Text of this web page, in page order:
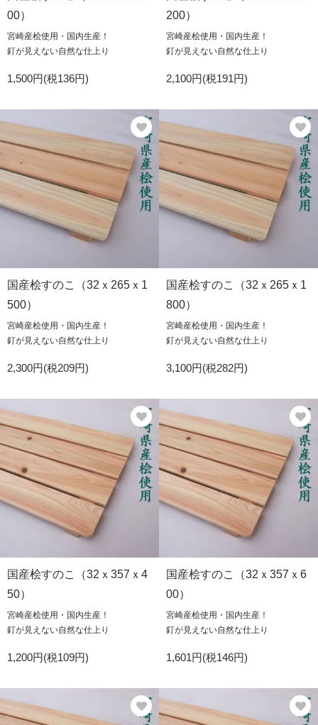
00）
宮崎産桧使用・国内生産！
釘が見えない自然な仕上り
1,500円(税136円)
200）
宮崎産桧使用・国内生産！
釘が見えない自然な仕上り
2,100円(税191円)
国産桧すのこ（32ｘ265ｘ1
500）
宮崎産桧使用・国内生産！
釘が見えない自然な仕上り
2,300円(税209円)
国産桧すのこ（32ｘ265ｘ1
800）
宮崎産桧使用・国内生産！
釘が見えない自然な仕上り
3,100円(税282円)
国産桧すのこ（32ｘ357ｘ4
50）
宮崎産桧使用・国内生産！
釘が見えない自然な仕上り
1,200円(税109円)
国産桧すのこ（32ｘ357ｘ6
00）
宮崎産桧使用・国内生産！
釘が見えない自然な仕上り
1,601円(税146円)